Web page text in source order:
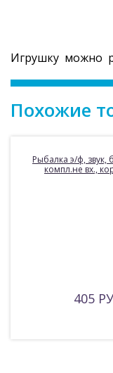
Игрушку можно
Похожие
Рыбалка э/ф, звук,
компл.не вх.,
405